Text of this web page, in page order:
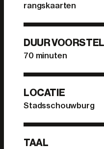
rangskaarten
DUUR
70 minuten
LOCATIE
Stadsschouwburg
TAAL